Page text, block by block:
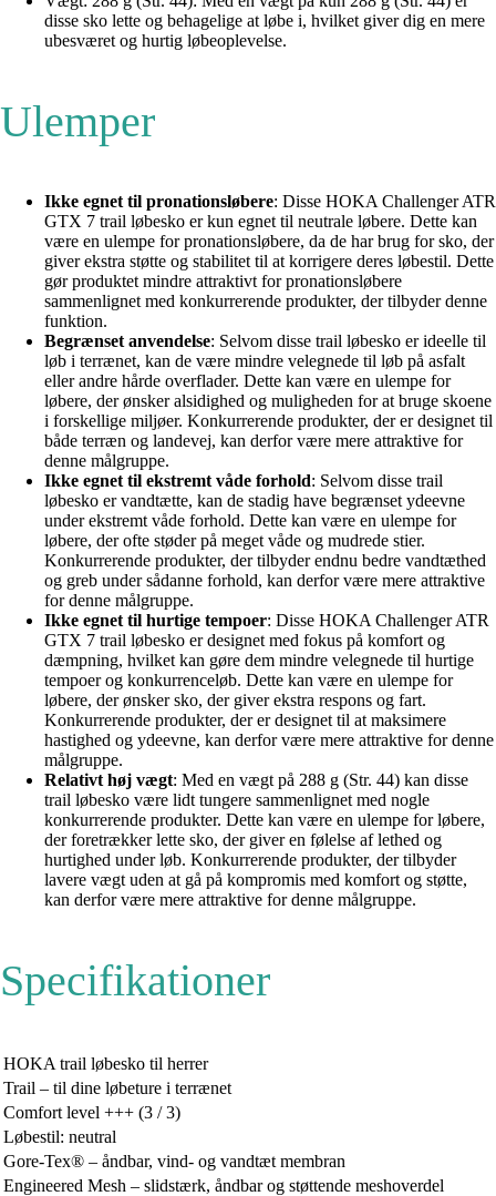
disse sko lette og behagelige at løbe i, hvilket giver dig en mere
ubesværet og hurtig løbeoplevelse.
Ulemper
Ikke egnet til pronationsløbere: Disse HOKA Challenger ATR
GTX 7 trail løbesko er kun egnet til neutrale løbere. Dette kan
være en ulempe for pronationsløbere, da de har brug for sko, der
giver ekstra støtte og stabilitet til at korrigere deres løbestil. Dette
gør produktet mindre attraktivt for pronationsløbere
sammenlignet med konkurrerende produkter, der tilbyder denne
funktion.
Begrænset anvendelse: Selvom disse trail løbesko er ideelle til
løb i terrænet, kan de være mindre velegnede til løb på asfalt
eller andre hårde overflader. Dette kan være en ulempe for
løbere, der ønsker alsidighed og muligheden for at bruge skoene
i forskellige miljøer. Konkurrerende produkter, der er designet til
både terræn og landevej, kan derfor være mere attraktive for
denne målgruppe.
Ikke egnet til ekstremt våde forhold: Selvom disse trail
løbesko er vandtætte, kan de stadig have begrænset ydeevne
under ekstremt våde forhold. Dette kan være en ulempe for
løbere, der ofte støder på meget våde og mudrede stier.
Konkurrerende produkter, der tilbyder endnu bedre vandtæthed
og greb under sådanne forhold, kan derfor være mere attraktive
for denne målgruppe.
Ikke egnet til hurtige tempoer: Disse HOKA Challenger ATR
GTX 7 trail løbesko er designet med fokus på komfort og
dæmpning, hvilket kan gøre dem mindre velegnede til hurtige
tempoer og konkurrenceløb. Dette kan være en ulempe for
løbere, der ønsker sko, der giver ekstra respons og fart.
Konkurrerende produkter, der er designet til at maksimere
hastighed og ydeevne, kan derfor være mere attraktive for denne
målgruppe.
Relativt høj vægt: Med en vægt på 288 g (Str. 44) kan disse
trail løbesko være lidt tungere sammenlignet med nogle
konkurrerende produkter. Dette kan være en ulempe for løbere,
der foretrækker lette sko, der giver en følelse af lethed og
hurtighed under løb. Konkurrerende produkter, der tilbyder
lavere vægt uden at gå på kompromis med komfort og støtte,
kan derfor være mere attraktive for denne målgruppe.
Specifikationer
HOKA trail løbesko til herrer
Trail – til dine løbeture i terrænet
Comfort level +++ (3 / 3)
Løbestil: neutral
Gore-Tex® – åndbar, vind- og vandtæt membran
Engineered Mesh – slidstærk, åndbar og støttende meshoverdel